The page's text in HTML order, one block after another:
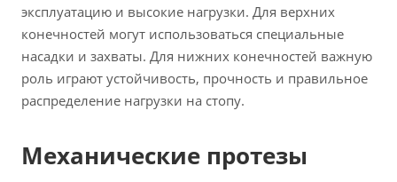
эксплуатацию и высокие нагрузки. Для верхних
конечностей могут использоваться специальные
насадки и захваты. Для нижних конечностей важную
роль играют устойчивость, прочность и правильное
распределение нагрузки на стопу.
Механические протезы